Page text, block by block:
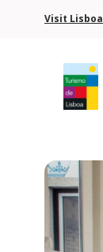
Visit Lisboa